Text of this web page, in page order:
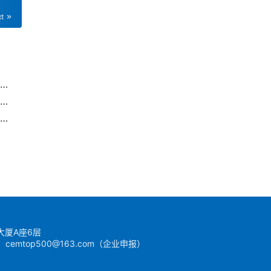
报告警告：4000亿美元投资面临风险！石油工业押注塑料前景不妙
30人被问责！浙江温岭液化石油气槽罐车爆炸致20死事故调查报告公布
严禁“一刀切”“滥问责”！新一批中央生态环保督察全面启动
厦A座6层
（企业申报）